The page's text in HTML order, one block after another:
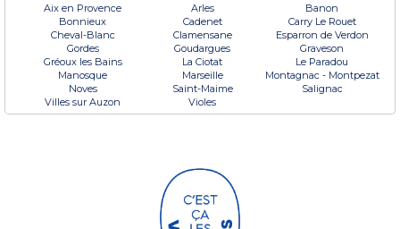
Aix en Provence Arles
Banon
Bonnieux
Cadenet
Carry Le Rouet
Cheval-Blanc
Clamensane
Esparron de Verdon
Gordes
Goudargues
Graveson
Gréoux les Bains
La Ciotat
Le Paradou
Manosque
Marseille
Montagnac - Montpezat
Noves
Saint-Maime
Salignac
Villes sur Auzon
Violes